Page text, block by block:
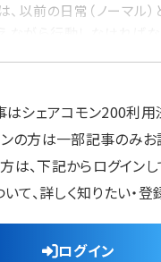
、以前の日常（ノーマル
はシェアコモン200利用
の方は一部記事のみお
は、下記からログインし
て、詳しく知りたい・
ログイン